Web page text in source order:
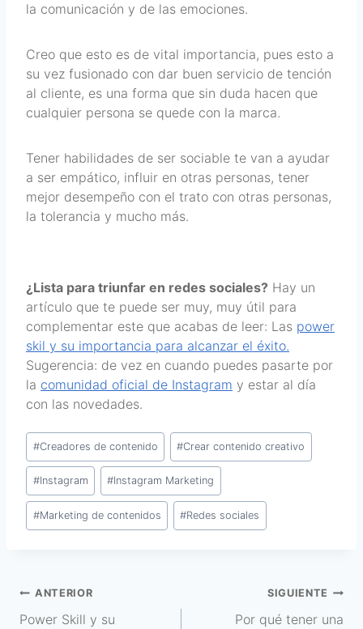
la comunicación y de las emociones.
Creo que esto es de vital importancia, pues esto a
su vez fusionado con dar buen servicio de tención
al cliente, es una forma que sin duda hacen que
cualquier persona se quede con la marca.
Tener habilidades de ser sociable te van a ayudar
a ser empático, influir en otras personas, tener
mejor desempeño con el trato con otras personas,
la tolerancia y mucho más.
¿Lista para triunfar en redes sociales? Hay un
artículo que te puede ser muy, muy útil para
complementar este que acabas de leer: Las power
skil y su importancia para alcanzar el éxito.
Sugerencia: de vez en cuando puedes pasarte por
la comunidad oficial de Instagram y estar al día
con las novedades.
#Creadores de contenido #Crear contenido creativo
#Instagram #Instagram Marketing
#Marketing de contenidos #Redes sociales
ANTERIOR
Power Skill y su
SIGUIENTE
Por qué tener una